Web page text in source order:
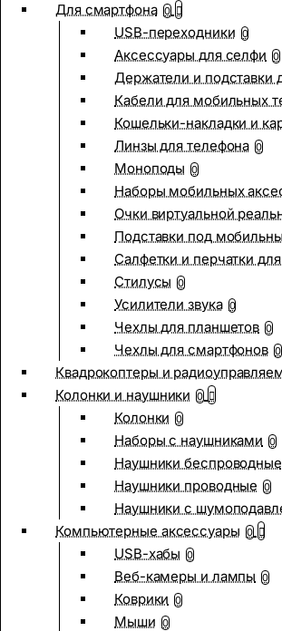
Для смартфона 0
USB-переходники 0
Аксессуары для селфи 0
Держатели и подставки
Кабели для мобильных
Кошельки-накладки и
Линзы для телефона 0
Моноподы 0
Наборы мобильных
Очки виртуальной
Подставки под
Салфетки и перчатки
Стилусы 0
Усилители звука 0
Чехлы для планшетов 0
Чехлы для смартфонов 0
Квадрокоптеры и
Колонки и наушники 0
Колонки 0
Наборы с наушниками 0
Наушники беспроводные
Наушники проводные 0
Наушники с
Компьютерные аксессуары 0
USB-хабы 0
Веб-камеры и лампы 0
Коврики 0
Мыши 0